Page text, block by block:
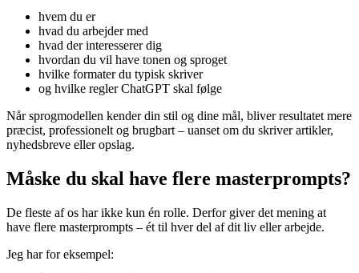
hvem du er
hvad du arbejder med
hvad der interesserer dig
hvordan du vil have tonen og sproget
hvilke formater du typisk skriver
og hvilke regler ChatGPT skal følge
Når sprogmodellen kender din stil og dine mål, bliver resultatet mere
præcist, professionelt og brugbart – uanset om du skriver artikler,
nyhedsbreve eller opslag.
Måske du skal have flere masterprompts?
De fleste af os har ikke kun én rolle. Derfor giver det mening at
have flere masterprompts – ét til hver del af dit liv eller arbejde.
Jeg har for eksempel: